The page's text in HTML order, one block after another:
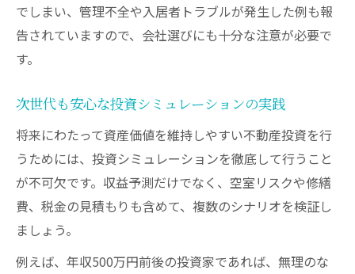
でしまい、管理不全や入居者トラブルが発生した例も報
告されていますので、会社選びにも十分な注意が必要で
す。
次世代も安心な投資シミュレーションの実践
将来にわたって資産価値を維持しやすい不動産投資を行
うためには、投資シミュレーションを徹底して行うこと
が不可欠です。収益予測だけでなく、空室リスクや修繕
費、税金の見積もりも含めて、複数のシナリオを検証し
ましょう。
例えば、年収500万円前後の投資家であれば、無理のな